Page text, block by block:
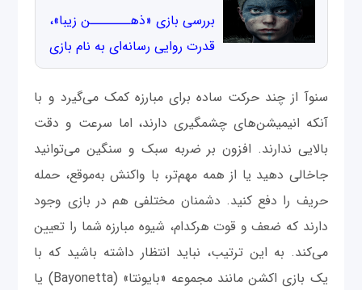
بررسی بازی «ذهـــــــن زیبا»،
قدرت روایی رسانه‌ای به نام بازی
سنوآ از چند حرکت ساده برای مبارزه کمک می‌گیرد و با
آنکه انیمیشن‌های چشمگیری دارند، اما سرعت و دقت
بالایی ندارند. افزون بر ضربه سبک و سنگین می‌توانید
جاخالی دهید یا از همه مهم‌تر، با واکنش به‌موقع، حمله
حریف را دفع کنید. دشمنان مختلفی هم در بازی وجود
دارند که ضعف و قوت هرکدام، شیوه مبارزه شما را تعیین
می‌کند. به این ترتیب، نباید انتظار داشته باشید که با
یک بازی اکشن مانند مجموعه «بایونتا» (Bayonetta) یا